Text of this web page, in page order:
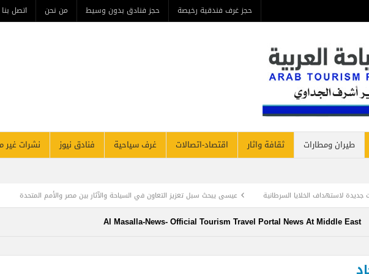
حجز غرف فندقية رخيصة حجز فنادق بدون وسيط من نحن اتصل بنا
ثقافة واثار اقتصاد-اتصالات غرف سياحية فنادق نيوز نشرات غير مدفوعة
عيسى يبحث سبل تعزيز التعاون في السياحة والآثار بين مصر والأمم المتحدة
الكشف عن أكثر من 2000 رؤوس الكباش المحنطة تعود للعصر البطلمي في منطقة أبيدوس
Al Masalla-News- Official Tourism Travel Portal News At